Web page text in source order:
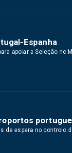
Espanha
apoiar a Seleção no
de espera no controlo